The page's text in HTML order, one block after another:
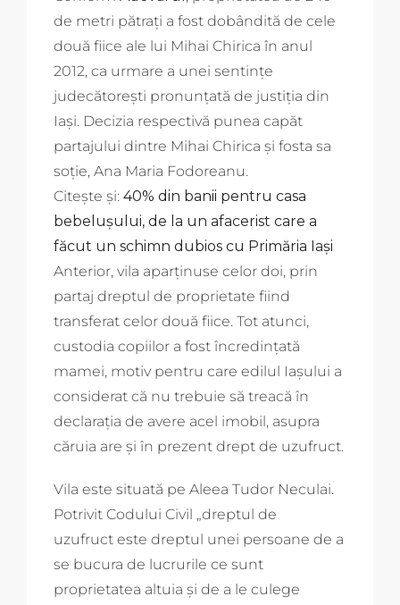
de metri pătraţi a fost dobândită de cele
două fiice ale lui Mihai Chirica în anul
2012, ca urmare a unei sentinţe
judecătoreşti pronunţată de justiţia din
Iaşi. Decizia respectivă punea capăt
partajului dintre Mihai Chirica şi fosta sa
soţie, Ana Maria Fodoreanu.
Citește și: 40% din banii pentru casa
bebelușului, de la un afacerist care a
făcut un schimn dubios cu Primăria Iași
Anterior, vila aparţinuse celor doi, prin
partaj dreptul de proprietate fiind
transferat celor două fiice. Tot atunci,
custodia copiilor a fost încredinţată
mamei, motiv pentru care edilul Iaşului a
considerat că nu trebuie să treacă în
declaraţia de avere acel imobil, asupra
căruia are şi în prezent drept de uzufruct.
Vila este situată pe Aleea Tudor Neculai.
Potrivit Codului Civil „dreptul de
uzufruct este dreptul unei persoane de a
se bucura de lucrurile ce sunt
proprietatea altuia şi de a le culege